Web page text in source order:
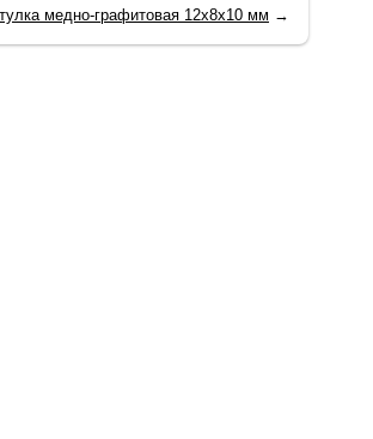
медно-графитовая 12х8х10 мм →